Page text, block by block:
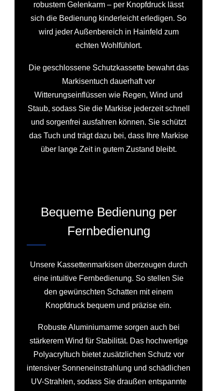
robustem Gelenkarm – per Knopfdruck lässt
sich die Bedienung kinderleicht erledigen. So
wird jeder Außenbereich in Hainfeld zum
echten Wohlfühlort.
Die geschlossene Schutzkassette bewahrt das
Markisentuch dauerhaft vor
Witterungseinflüssen wie Regen, Wind und
Staub, sodass Sie die Markise jederzeit schnell
und sorgenfrei ausfahren können. Sie schützt
das Tuch und trägt dazu bei, dass Ihre Markise
über lange Zeit in gutem Zustand bleibt.
Bequeme Bedienung per
Fernbedienung
Unsere Kassettenmarkisen überzeugen durch
eine intuitive Fernbedienung. So stellen Sie
den gewünschten Schatten mit einem
Knopfdruck bequem und präzise ein.
Robuste Aluminiumarme sorgen auch bei
stärkerem Wind für Stabilität. Das hochwertige
Polyacryltuch bietet zusätzlichen Schutz vor
intensiver Sonneneinstrahlung und schädlichen
UV-Strahlen, sodass Sie draußen entspannte